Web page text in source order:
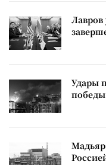
Удары
победы
Мадьяр